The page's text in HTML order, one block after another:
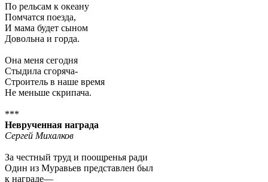
По рельсам к океану
Помчатся поезда,
И мама будет сыном
Довольна и горда.
Она меня сегодня
Стыдила сгоряча-
Строитель в наше время
Не меньше скрипача.
***
Неврученная награда
Сергей Михалков
За честный труд и поощренья ради
Один из Муравьев представлен был
к награде—